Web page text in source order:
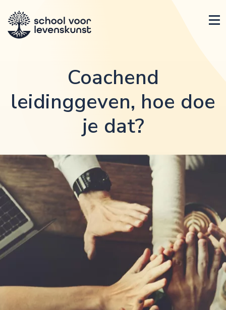
Coachend
leidinggeven, hoe doe
je dat?